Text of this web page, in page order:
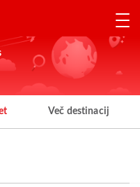
Več destinacij